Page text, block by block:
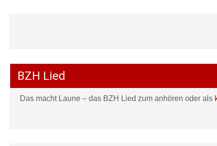
BZH Lied
Das macht Laune – das BZH Lied zum anhören oder als